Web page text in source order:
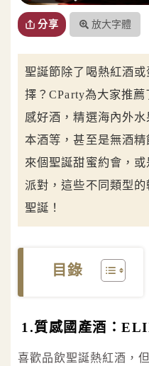
分享 放大字體
聖誕節除了喝熱紅酒
擇？CParty為大家推
感好酒，精選海內外
本酒等，甚至是無酒
來個聖誕甜蜜約會，
派對，這些不同類型
聖誕！
目錄
1.質感國產酒：
喜歡品飲聖誕熱紅酒，